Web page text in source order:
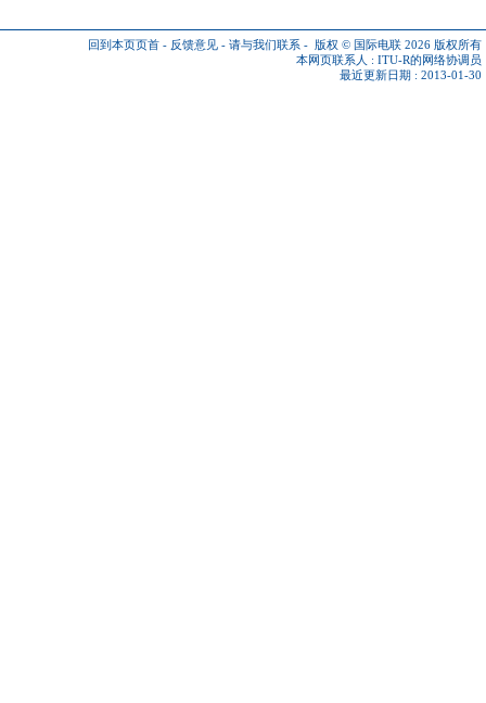
回到本页页首 - 反馈意见 - 请与我们联系 - 版权 © 国际电联 2026 版权所有
本网页联系人 : ITU-R的网络协调员
最近更新日期 : 2013-01-30